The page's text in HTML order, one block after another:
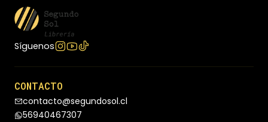
Síguenos
CONTACTO
contacto@segundosol.cl
56940467307